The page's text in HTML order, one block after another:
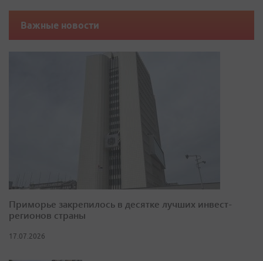
Важные новости
Приморье закрепилось в десятке лучших инвест-
регионов страны
17.07.2026